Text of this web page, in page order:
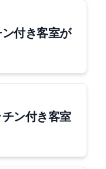
付き客室が
ン付き客室